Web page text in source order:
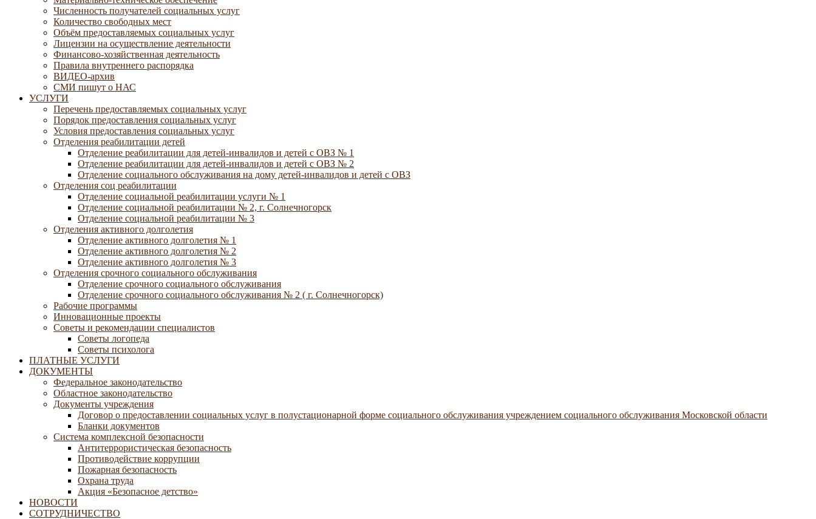
Численность получателей социальных услуг
Количество свободных мест
Объём предоставляемых социальных услуг
Лицензии на осуществление деятельности
Финансово-хозяйственная деятельность
Правила внутреннего распорядка
ВИДЕО-архив
СМИ пишут о НАС
УСЛУГИ
Перечень предоставляемых социальных услуг
Порядок предоставления социальных услуг
Условия предоставления социальных услуг
Отделения реабилитации детей
Отделение реабилитации для детей-инвалидов и детей с ОВЗ № 1
Отделение реабилитации для детей-инвалидов и детей с ОВЗ № 2
Отделение социального обслуживания на дому детей-инвалидов и детей с ОВЗ
Отделения соц реабилитации
Отделение социальной реабилитации услуги № 1
Отделение социальной реабилитации № 2, г. Солнечногорск
Отделение социальной реабилитации № 3
Отделения активного долголетия
Отделение активного долголетия № 1
Отделение активного долголетия № 2
Отделение активного долголетия № 3
Отделения срочного социального обслуживания
Отделение срочного социального обслуживания
Отделение срочного социального обслуживания № 2 ( г. Солнечногорск)
Рабочие программы
Инновационные проекты
Советы и рекомендации специалистов
Советы логопеда
Советы психолога
ПЛАТНЫЕ УСЛУГИ
ДОКУМЕНТЫ
Федеральное законодательство
Областное законодательство
Документы учреждения
Договор о предоставлении социальных услуг в полустационарной форме социального обслуживания учреждением социального обслуживания Московской области
Бланки документов
Система комплексной безопасности
Антитеррористическая безопасность
Противодействие коррупции
Пожарная безопасность
Охрана труда
Акция «Безопасное детство»
НОВОСТИ
СОТРУДНИЧЕСТВО